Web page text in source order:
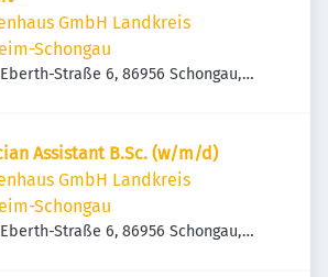
GmbH Landkreis
Schongau
Straße 6, 86956 Schongau,
Assistant B.Sc. (w/m/d)
GmbH Landkreis
Schongau
Straße 6, 86956 Schongau,